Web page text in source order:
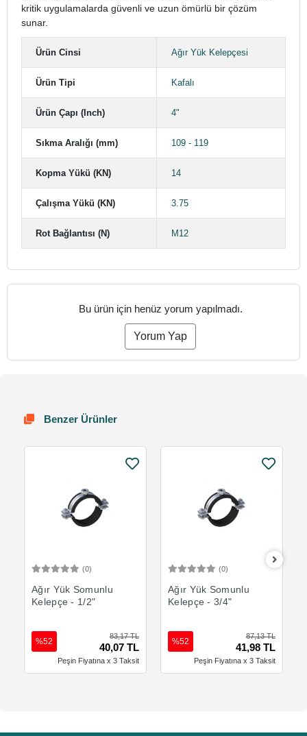
kritik uygulamalarda güvenli ve uzun ömürlü bir çözüm
sunar.
Ürün Cinsi Ağır Yük Kelepçesi
Ürün Tipi Kafalı
Ürün Çapı (Inch) 4"
Sıkma Aralığı (mm) 109 - 119
Kopma Yükü (KN) 14
Çalışma Yükü (KN) 3.75
Rot Bağlantısı (N) M12
Bu ürün için henüz yorum yapılmadı.
Yorum Yap
Benzer Ürünler
(0)
Ağır Yük Somunlu
Kelepçe - 1/2"
83,17 TL
40,07 TL
%52
Peşin Fiyatına x 3 Taksit
(0)
Ağır Yük Somunlu
Kelepçe - 3/4"
87,13 TL
41,98 TL
%52
Peşin Fiyatına x 3 Taksit